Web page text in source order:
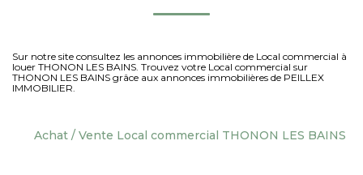
LES AGENCES
Qui Sommes-Nous
Notre Équipe
Sur notre site consultez les annonces immobilière de Local commercial à
louer THONON LES BAINS. Trouvez votre Local commercial sur
THONON LES BAINS grâce aux annonces immobilières de PEILLEX
IMMOBILIER.
Achat / Vente Local commercial THONON LES BAINS